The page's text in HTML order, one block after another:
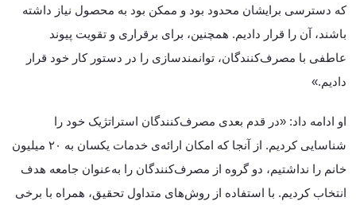
که دسترسی برایشان محدود بود و ممکن بود به محصول نیاز داشته
باشند، آن را قرار دادیم. همچنین، برای برقراری و تقویت پیوند
عاطفی با مصرف‌کنندگان، توانمندسازی را در دستور کار خود قرار
دادیم.»
او ادامه داد: «در قدم بعدی مصرف‌کنندگان استراتژیک خود را
شناسایی کردیم. از آنجا که امکان ارائه‌ی خدمات یکسان به ۲۰ میلیون
خانم را نداشتیم، دو گروه از مصرف‌کنندگان را به‌عنوان جامعه‌ هدف
انتخاب کردیم. با استفاده از روش‌های متداول تحقیق، همراه با برخی